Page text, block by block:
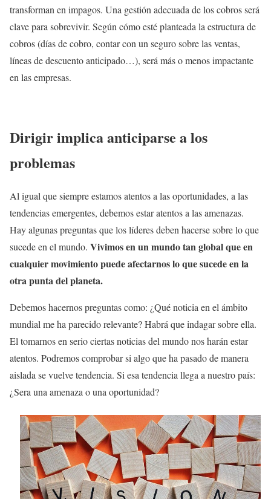
transforman en impagos. Una gestión adecuada de los cobros será
clave para sobrevivir. Según cómo esté planteada la estructura de
cobros (días de cobro, contar con un seguro sobre las ventas,
líneas de descuento anticipado…), será más o menos impactante
en las empresas.
Dirigir implica anticiparse a los
problemas
Al igual que siempre estamos atentos a las oportunidades, a las
tendencias emergentes, debemos estar atentos a las amenazas.
Hay algunas preguntas que los líderes deben hacerse sobre lo que
sucede en el mundo. Vivimos en un mundo tan global que en
cualquier movimiento puede afectarnos lo que sucede en la
otra punta del planeta.
Debemos hacernos preguntas como: ¿Qué noticia en el ámbito
mundial me ha parecido relevante? Habrá que indagar sobre ella.
El tomarnos en serio ciertas noticias del mundo nos harán estar
atentos. Podremos comprobar si algo que ha pasado de manera
aislada se vuelve tendencia. Si esa tendencia llega a nuestro país:
¿Sera una amenaza o una oportunidad?